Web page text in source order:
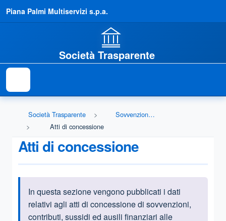
Piana Palmi Multiservizi s.p.a.
Società Trasparente
Società Trasparente
Sovvenzioni, contributi, sussidi, vantaggi economici
Atti di concessione
Atti di concessione
Informazioni introduttive
In questa sezione vengono pubblicati i dati
relativi agli atti di concessione di sovvenzioni,
contributi, sussidi ed ausili finanziari alle